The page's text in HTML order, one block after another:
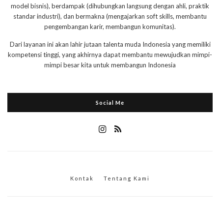
model bisnis), berdampak (dihubungkan langsung dengan ahli, praktik
standar industri), dan bermakna (mengajarkan soft skills, membantu
pengembangan karir, membangun komunitas).
Dari layanan ini akan lahir jutaan talenta muda Indonesia yang memiliki
kompetensi tinggi, yang akhirnya dapat membantu mewujudkan mimpi-
mimpi besar kita untuk membangun Indonesia
Social Me
Kontak Tentang Kami